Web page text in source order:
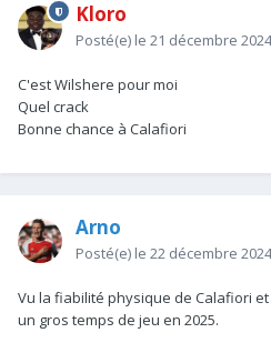
Kloro
Posté(e) le 21 décembre 2024
C'est Wilshere pour moi
Quel crack
Bonne chance à Calafiori
Arno
Posté(e) le 22 décembre 2024
Vu la fiabilité physique de Calafiori
un gros temps de jeu en 2025.